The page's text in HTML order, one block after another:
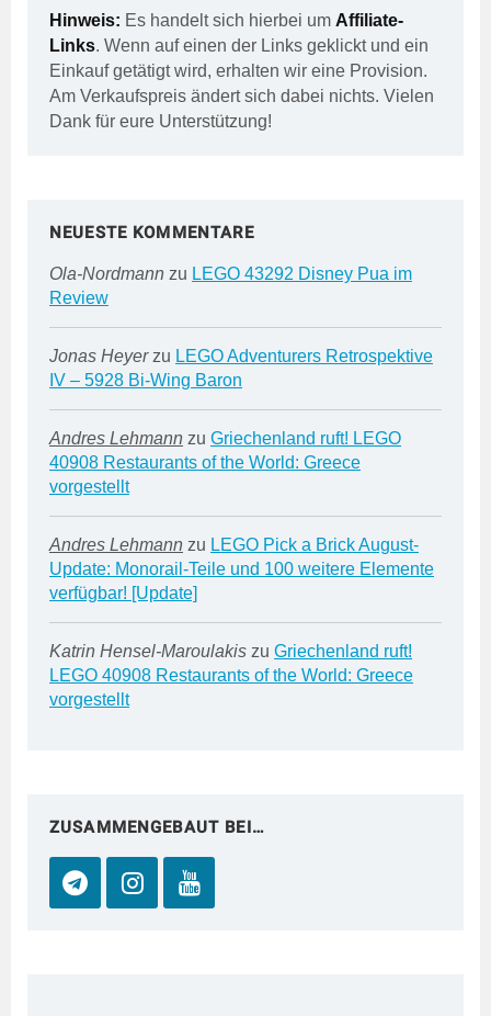
Hinweis: Es handelt sich hierbei um Affiliate-
Links. Wenn auf einen der Links geklickt und ein
Einkauf getätigt wird, erhalten wir eine Provision.
Am Verkaufspreis ändert sich dabei nichts. Vielen
Dank für eure Unterstützung!
NEUESTE KOMMENTARE
Ola-Nordmann zu LEGO 43292 Disney Pua im
Review
Jonas Heyerzu LEGO Adventurers Retrospektive
IV – 5928 Bi-Wing Baron
Andres Lehmann zu Griechenland ruft! LEGO
40908 Restaurants of the World: Greece
vorgestellt
Andres Lehmann zu LEGO Pick a Brick August-
Update: Monorail-Teile und 100 weitere Elemente
verfügbar! [Update]
Katrin Hensel-Maroulakis zu Griechenland ruft!
LEGO 40908 Restaurants of the World: Greece
vorgestellt
ZUSAMMENGEBAUT BEI…